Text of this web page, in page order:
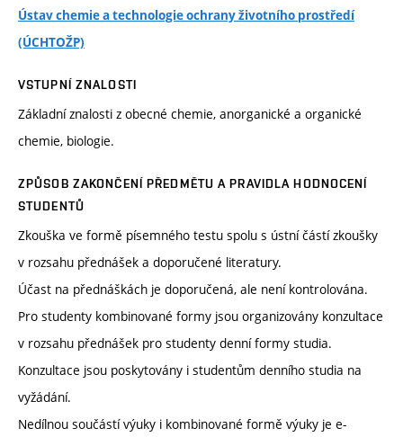
Ústav chemie a technologie ochrany životního prostředí
(ÚCHTOŽP)
VSTUPNÍ ZNALOSTI
Základní znalosti z obecné chemie, anorganické a organické
chemie, biologie.
ZPŮSOB ZAKONČENÍ PŘEDMĚTU A PRAVIDLA HODNOCENÍ
STUDENTŮ
Zkouška ve formě písemného testu spolu s ústní částí zkoušky
v rozsahu přednášek a doporučené literatury.
Účast na přednáškách je doporučená, ale není kontrolována.
Pro studenty kombinované formy jsou organizovány konzultace
v rozsahu přednášek pro studenty denní formy studia.
Konzultace jsou poskytovány i studentům denního studia na
vyžádání.
Nedílnou součástí výuky i kombinované formě výuky je e-